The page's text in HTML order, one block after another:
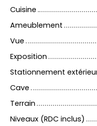
Cuisine
Ameublement
Vue
Exposition
Stationnement
Cave
Terrain
Niveaux (RDC inclus)